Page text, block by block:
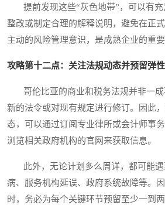
提前发现这些“灰色地带”，可以有充
整改或制定合理的解释说明，避免在正
主动的风险管理意识，是成熟企业的重要
攻略第十二点：关注法规动态并预留弹
哥伦比亚的商业和税务法规并非一成
新的法令或对现有规定进行修订。因此
态，可以通过订阅专业律所或会计师事
浏览相关政府机构的官网来获取信息。
此外，无论计划多么周详，都可能遇
病、服务机构延误、政府系统故障等。
时，务必为每个关键环节预留至少一到